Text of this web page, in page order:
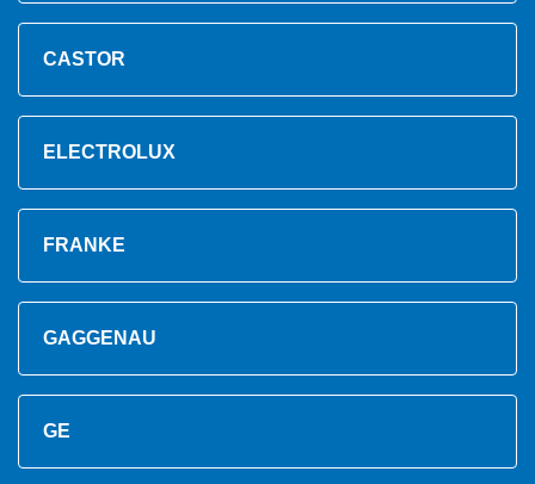
CASTOR
ELECTROLUX
FRANKE
GAGGENAU
GE